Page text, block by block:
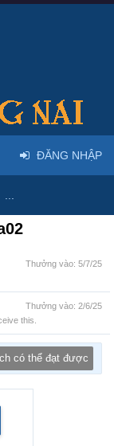
Thưởng vào: 5/7/25
Thưởng vào: 2/6/25
this.
có thể đạt được
ĐĂNG NHẬP